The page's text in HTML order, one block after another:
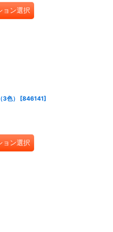
ョン選択
色） [846141]
ョン選択